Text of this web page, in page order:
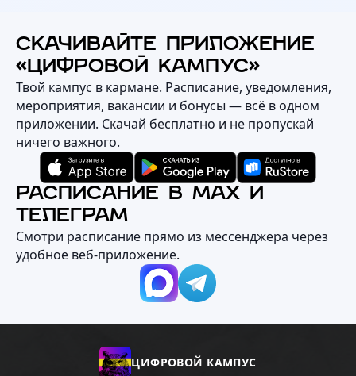
СКАЧИВАЙТЕ ПРИЛОЖЕНИЕ
«ЦИФРОВОЙ КАМПУС»
Твой кампус в кармане. Расписание, уведомления,
мероприятия, вакансии и бонусы — всё в одном
приложении. Скачай бесплатно и не пропускай
ничего важного.
РАСПИСАНИЕ В MAX И
ТЕЛЕГРАМ
Смотри расписание прямо из мессенджера через
удобное веб‑приложение.
ЦИФРОВОЙ КАМПУС